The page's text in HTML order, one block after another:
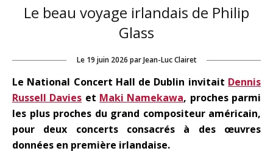
Le beau voyage irlandais de Philip
Glass
Le 19 juin 2026 par Jean-Luc Clairet
Le National Concert Hall de Dublin invitait Dennis
Russell Davies et Maki Namekawa, proches parmi
les plus proches du grand compositeur américain,
pour deux concerts consacrés à des œuvres
données en première irlandaise.